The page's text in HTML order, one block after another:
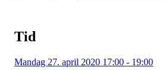
Tid
Mandag 27. april 2020 17:00 - 19:00